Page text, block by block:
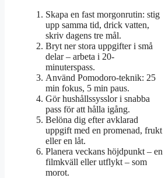
Skapa en fast morgonrutin: stig
upp samma tid, drick vatten,
skriv dagens tre mål.
Bryt ner stora uppgifter i små
delar – arbeta i 20-
minuterspass.
Använd Pomodoro-teknik: 25
min fokus, 5 min paus.
Gör hushållssysslor i snabba
pass för att hålla igång.
Belöna dig efter avklarad
uppgift med en promenad, frukt
eller en låt.
Planera veckans höjdpunkt – en
filmkväll eller utflykt – som
morot.